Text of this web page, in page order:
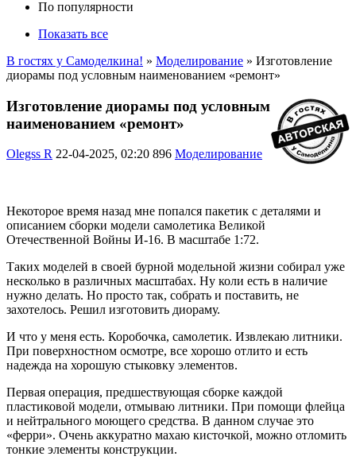
По популярности
Показать все
В гостях у Самоделкина! » Моделирование » Изготовление
диорамы под условным наименованием «ремонт»
Изготовление диорамы под условным
наименованием «ремонт»
Olegss R 22-04-2025, 02:20 896 Моделирование
Некоторое время назад мне попался пакетик с деталями и
описанием сборки модели самолетика Великой
Отечественной Войны И-16. В масштабе 1:72.
Таких моделей в своей бурной модельной жизни собирал уже
несколько в различных масштабах. Ну коли есть в наличие
нужно делать. Но просто так, собрать и поставить, не
захотелось. Решил изготовить диораму.
И что у меня есть. Коробочка, самолетик. Извлекаю литники.
При поверхностном осмотре, все хорошо отлито и есть
надежда на хорошую стыковку элементов.
Первая операция, предшествующая сборке каждой
пластиковой модели, отмываю литники. При помощи флейца
и нейтрального моющего средства. В данном случае это
«ферри». Очень аккуратно махаю кисточкой, можно отломить
тонкие элементы конструкции.